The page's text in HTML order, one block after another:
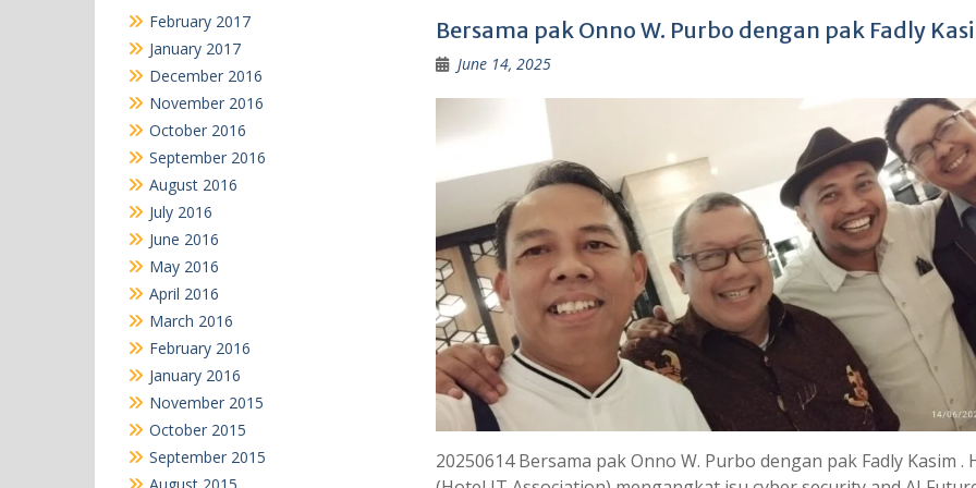
Bersama pak Onno W. Purbo dengan pak Fadly
June 14, 2025
20250614 Bersama pak Onno W. Purbo dengan pak Fadly Kasim .
February 2017
January 2017
December 2016
November 2016
October 2016
September 2016
August 2016
July 2016
June 2016
May 2016
April 2016
March 2016
February 2016
January 2016
November 2015
October 2015
September 2015